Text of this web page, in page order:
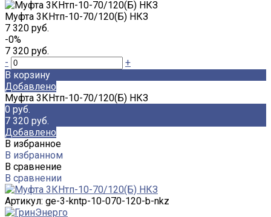
Муфта 3КНтп-10-70/120(Б) НКЗ
7 320 руб.
-0%
7 320 руб.
-
+
В корзину
Добавлено
Муфта 3КНтп-10-70/120(Б) НКЗ
0 руб.
7 320 руб.
Добавлено
В избранное
В избранном
В сравнение
В сравнении
Артикул: ge-3-kntp-10-070-120-b-nkz